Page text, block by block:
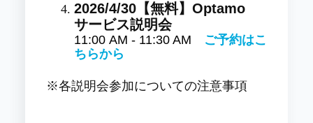
2026/4/30【無料】Optamo
サービス説明会
11:00 AM - 11:30 AM
ご予約はこ
ちらから
※各説明会参加についての注意事項